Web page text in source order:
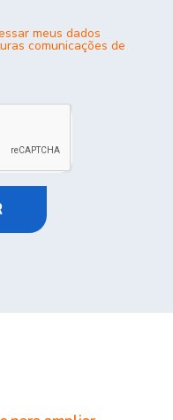
meus dados
comunicações de